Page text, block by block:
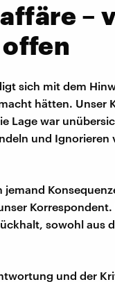
–
sich mit dem
hätten. Unser
Lage war
und
jemand
sowohl aus
und der